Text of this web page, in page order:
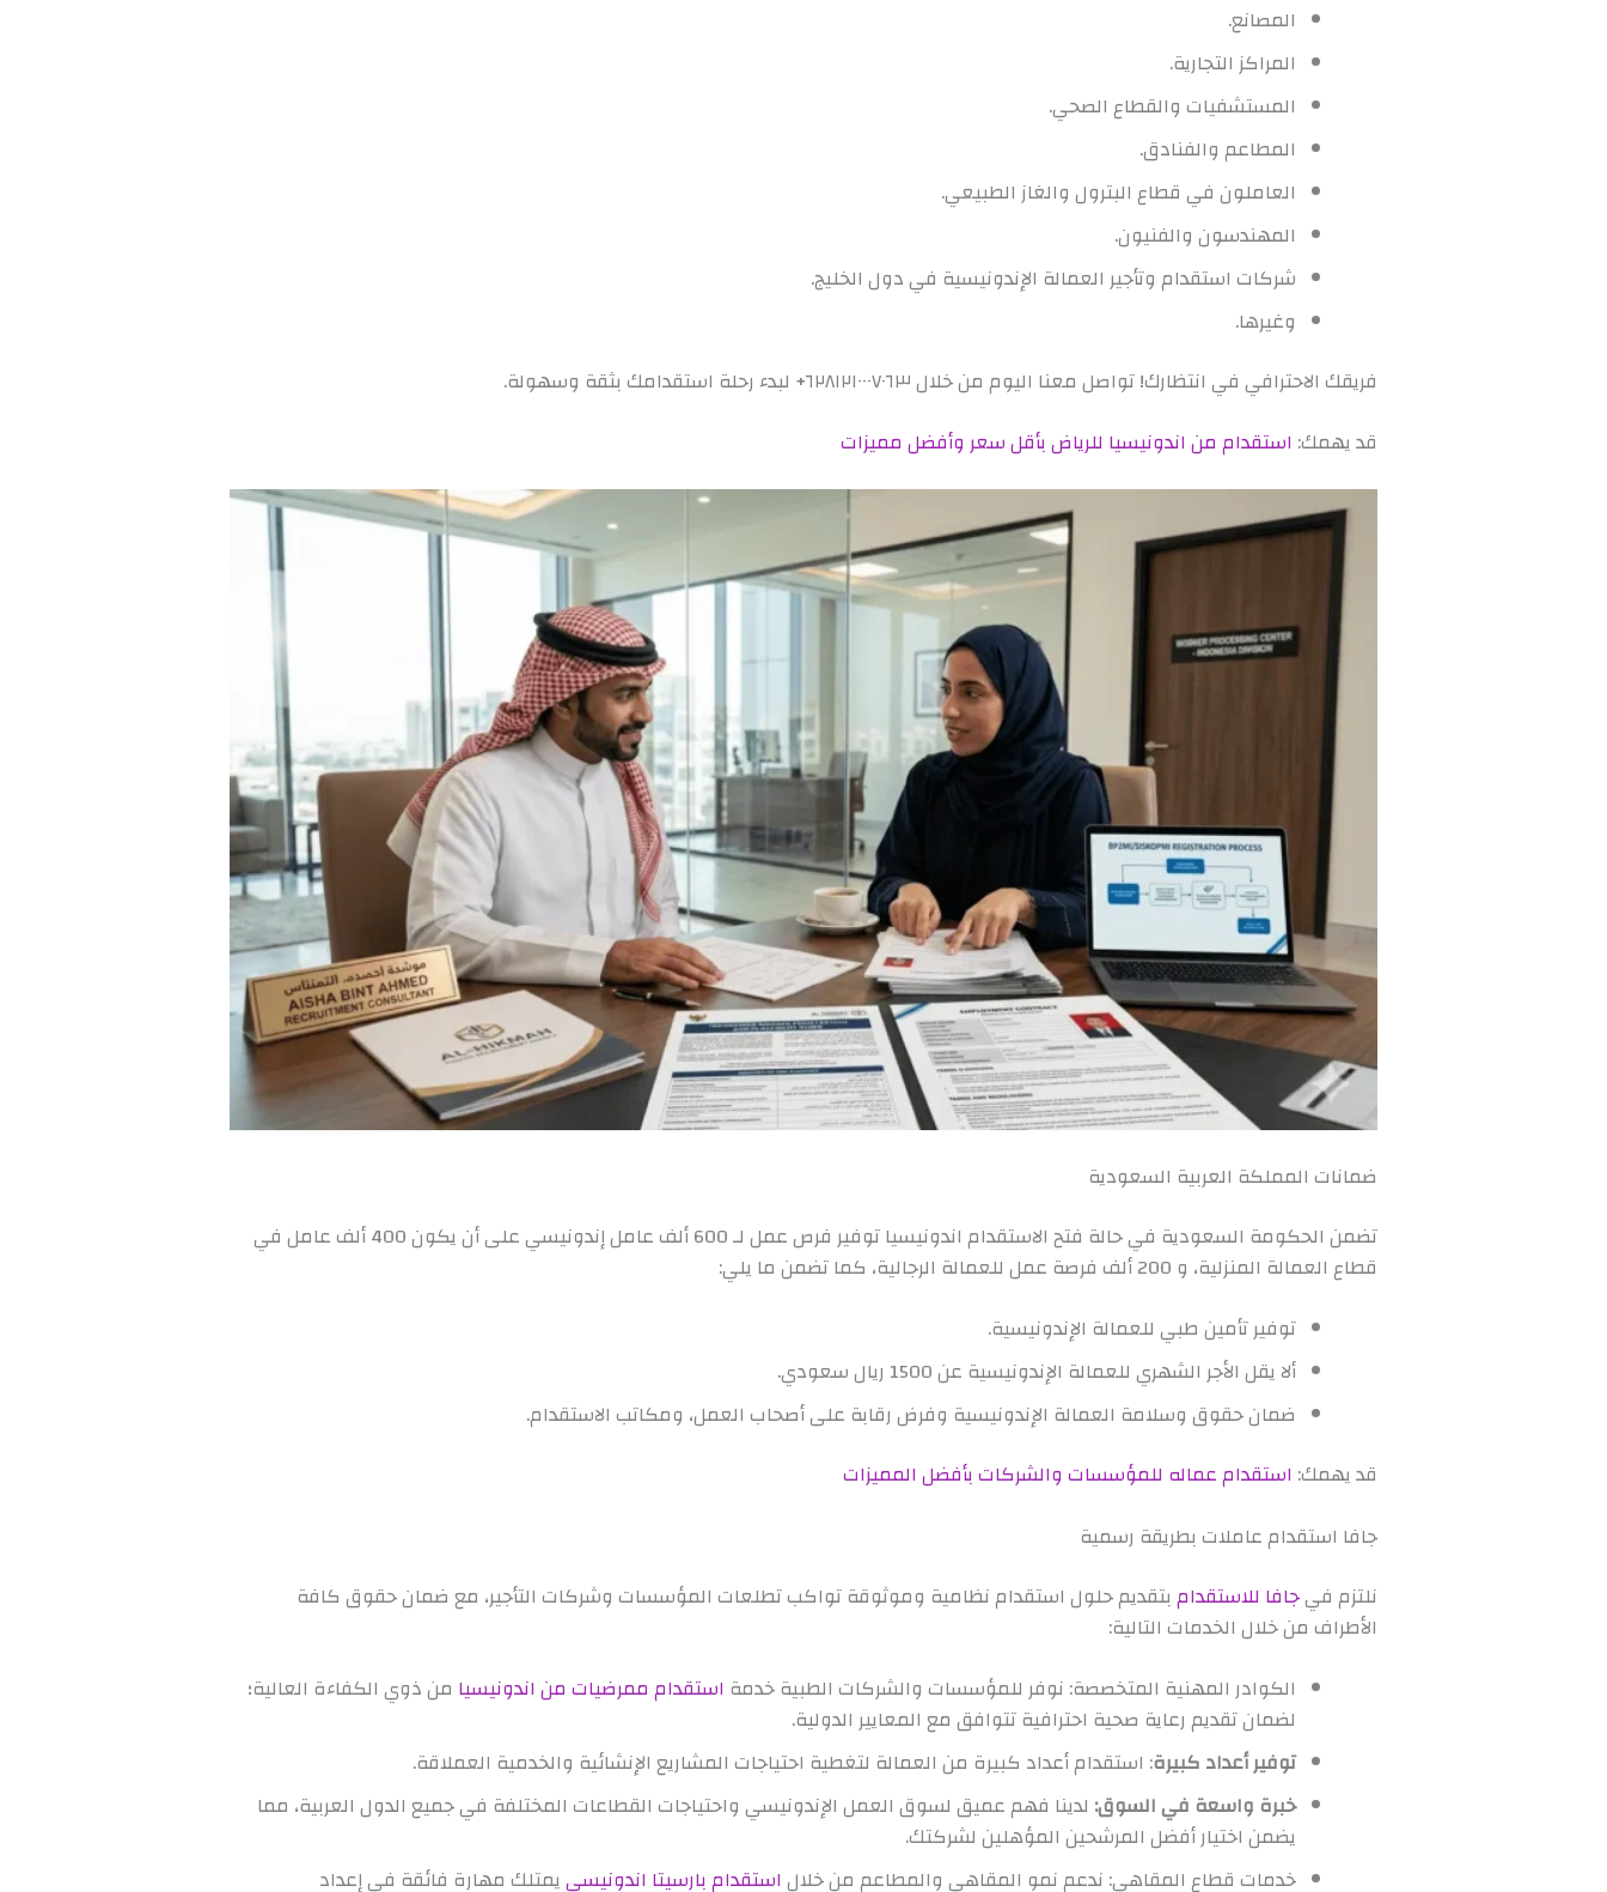
المصانع.
المراكز التجارية.
المستشفيات والقطاع الصحي.
المطاعم والفنادق.
العاملون في قطاع البترول والغاز الطبيعي.
المهندسون والفنيون.
شركات استقدام وتأجير العمالة الإندونيسية في دول الخليج.
وغيرها.
فريقك الاحترافي في انتظارك! تواصل معنا اليوم من خلال ٦٢٨١٢١٠٠٠٧٠٦٣+ لبدء رحلة استقدامك بثقة وسهولة.
قد يهمك: استقدام من اندونيسيا للرياض بأقل سعر وأفضل مميزات
ضمانات المملكة العربية السعودية
تضمن الحكومة السعودية في حالة فتح الاستقدام اندونيسيا توفير فرص عمل لـ 600 ألف عامل إندونيسي على أن يكون 400 ألف عامل في
قطاع العمالة المنزلية، و 200 ألف فرصة عمل للعمالة الرجالية، كما تضمن ما يلي:
توفير تأمين طبي للعمالة الإندونيسية.
ألا يقل الأجر الشهري للعمالة الإندونيسية عن 1500 ريال سعودي.
ضمان حقوق وسلامة العمالة الإندونيسية وفرض رقابة على أصحاب العمل، ومكاتب الاستقدام.
قد يهمك: استقدام عماله للمؤسسات والشركات بأفضل المميزات
جافا استقدام عاملات بطريقة رسمية
نلتزم فيجافا للاستقدامبتقديم حلول استقدام نظامية وموثوقة تواكب تطلعات المؤسسات وشركات التأجير، مع ضمان حقوق كافة
الأطراف من خلال الخدمات التالية:
الكوادر المهنية المتخصصة: نوفر للمؤسسات والشركات الطبية خدمة استقدام ممرضيات من اندونيسيا من ذوي الكفاءة العالية؛
لضمان تقديم رعاية صحية احترافية تتوافق مع المعايير الدولية.
توفير أعداد كبيرة: استقدام أعداد كبيرة من العمالة لتغطية احتياجات المشاريع الإنشائية والخدمية العملاقة.
خبرة واسعة في السوق: لدينا فهم عميق لسوق العمل الإندونيسي واحتياجات القطاعات المختلفة في جميع الدول العربية، مما
يضمن اختيار أفضل المرشحين المؤهلين لشركتك.
خدمات قطاع المقاهي: ندعم نمو المقاهي والمطاعم من خلال استقدام بارسيتا اندونيسييمتلك مهارة فائقة في إعداد